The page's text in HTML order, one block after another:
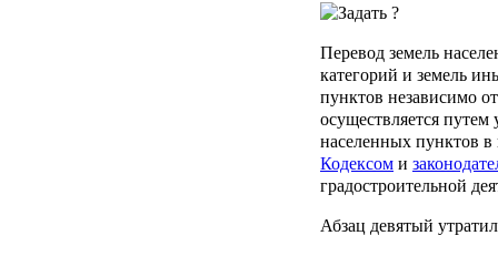
Перевод земель
категорий и земель
пунктов независимо
осуществляется
населенных пунктов
Кодексом и
градостроительной
Абзац девятый